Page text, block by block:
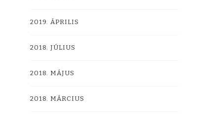
2019. ÁPRILIS
2018. JÚLIUS
2018. MÁJUS
2018. MÁRCIUS